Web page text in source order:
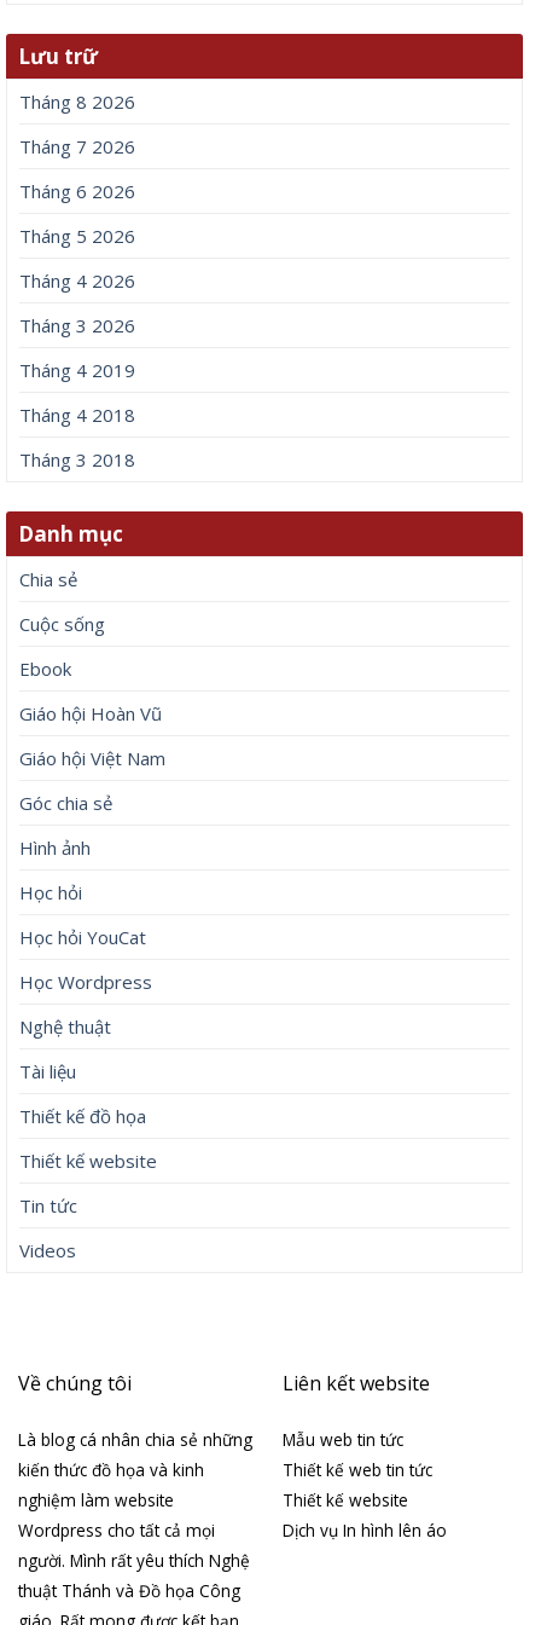
Lưu trữ
Tháng 8 2026
Tháng 7 2026
Tháng 6 2026
Tháng 5 2026
Tháng 4 2026
Tháng 3 2026
Tháng 4 2019
Tháng 4 2018
Tháng 3 2018
Danh mục
Chia sẻ
Cuộc sống
Ebook
Giáo hội Hoàn Vũ
Giáo hội Việt Nam
Góc chia sẻ
Hình ảnh
Học hỏi
Học hỏi YouCat
Học Wordpress
Nghệ thuật
Tài liệu
Thiết kế đồ họa
Thiết kế website
Tin tức
Videos
Về chúng tôi
Là blog cá nhân chia sẻ những
kiến thức đồ họa và kinh
nghiệm làm website
Wordpress cho tất cả mọi
người. Mình rất yêu thích Nghệ
thuật Thánh và Đồ họa Công
giáo. Rất mong được kết bạn
Liên kết website
Mẫu web tin tức
Thiết kế web tin tức
Thiết kế website
Dịch vụ In hình lên áo